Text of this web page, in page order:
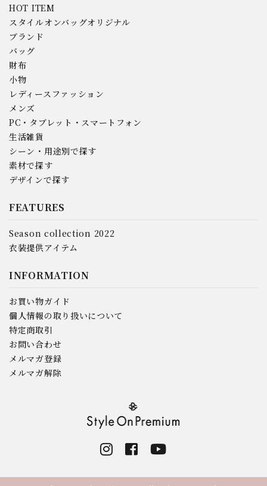
HOT ITEM
スタイルオンバッグオリジナル
ブランド
バッグ
財布
小物
レディースファッション
メンズ
PC・タブレット・スマートフォン
生活雑貨
シーン・用途別で探す
素材で探す
デザインで探す
FEATURES
Season collection 2022
衣装提供アイテム
INFORMATION
お買い物ガイド
個人情報の取り扱いについて
特定商取引
お問い合わせ
メルマガ登録
メルマガ解除